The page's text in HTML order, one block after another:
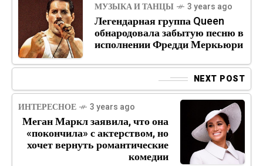
МУЗЫКА И ТАНЦЫ 3 years ago
Легендарная группа Queen
обнародовала забытую песню в
исполнении Фредди Меркьюри
NEXT POST
ИНТЕРЕСНОЕ 3 years ago
Меган Маркл заявила, что она
«покончила» с актерством, но
хочет вернуть романтические
комедии